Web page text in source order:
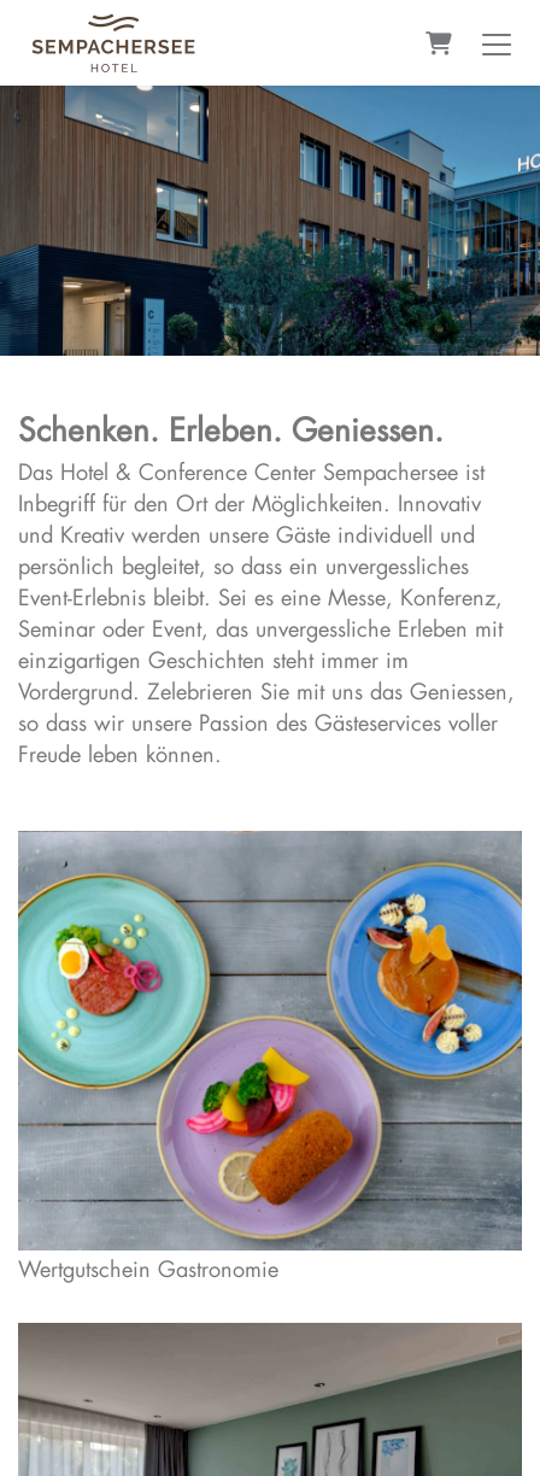
Warenkorb
Schenken. Erleben. Geniessen.
Das Hotel & Conference Center Sempachersee ist
Inbegriff für den Ort der Möglichkeiten. Innovativ
und Kreativ werden unsere Gäste individuell und
persönlich begleitet, so dass ein unvergessliches
Event-Erlebnis bleibt. Sei es eine Messe, Konferenz,
Seminar oder Event, das unvergessliche Erleben mit
einzigartigen Geschichten steht immer im
Vordergrund. Zelebrieren Sie mit uns das Geniessen,
so dass wir unsere Passion des Gästeservices voller
Freude leben können.
Wertgutschein Gastronomie